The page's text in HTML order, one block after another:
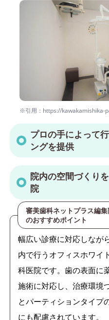
※引用：https://kawakamishika-
プロの手によって
ングを提供
院内の空間づくり
院
審美歯科ネットプラス編
のおすすめポイント
幅広い診療に対応しなが
内で行うオフィスホワイ
科医院です。歯の表面に
施術に対応し、治療環境
とパーティションタイプ
にも配慮されています。